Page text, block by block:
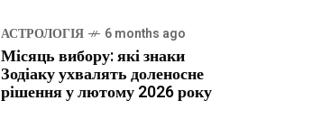
АСТРОЛОГІЯ 6 months ago
Місяць вибору: які знаки
Зодіаку ухвалять доленосне
рішення у лютому 2026 року